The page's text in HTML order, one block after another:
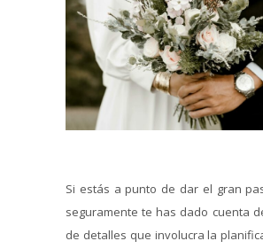
Si estás a punto de dar el gran
seguramente te has dado cuenta
de detalles que involucra la